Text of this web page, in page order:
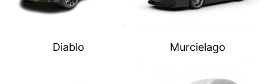
Diablo Murcielago